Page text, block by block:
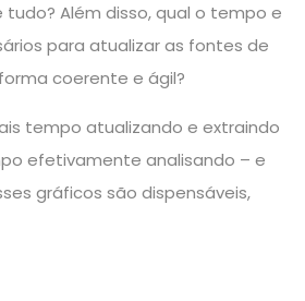
Além disso, qual o tempo e
para atualizar as fontes de
coerente e ágil?
tempo atualizando e extraindo
efetivamente analisando – e
gráficos são dispensáveis,